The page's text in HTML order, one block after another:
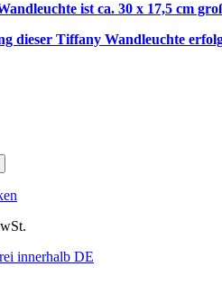
ist ca. 30 x 17,5 cm
dieser Tiffany Wandleuchte
innerhalb DE